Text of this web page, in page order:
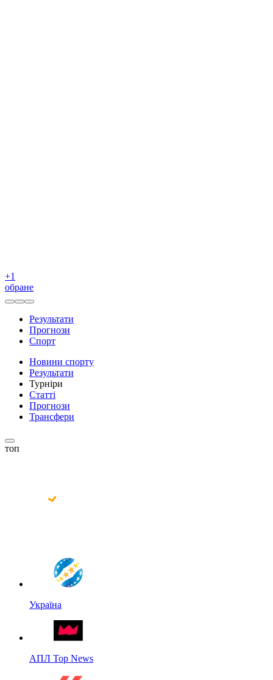
+1
обране
Результати
Прогнози
Спорт
Новини спорту
Результати
Турніри
Статті
Прогнози
Трансфери
топ
Україна
АПЛ Top News